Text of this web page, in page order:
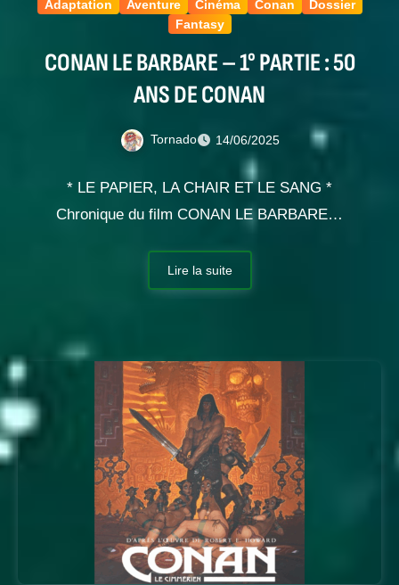
Adaptation Aventure Cinéma Conan
Dossier
Fantasy
CONAN LE BARBARE – 1° PARTIE : 50
ANS DE CONAN
Tornado 14/06/2025
* LE PAPIER, LA CHAIR ET LE SANG *
Chronique du film CONAN LE BARBARE…
Lire la suite